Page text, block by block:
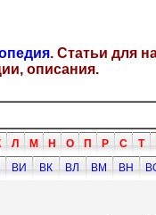
. Статьи для
описания.
Л М Н О П Р С Т
ВИ ВК ВЛ ВМ ВН